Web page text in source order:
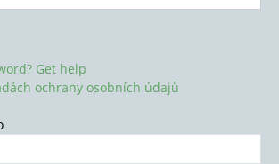
Get help
ochrany osobních údajů